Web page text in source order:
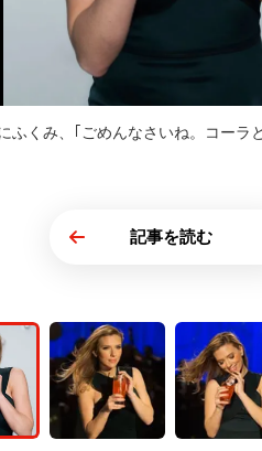
ふくみ、｢ごめんなさいね。コーラ
記事を読む